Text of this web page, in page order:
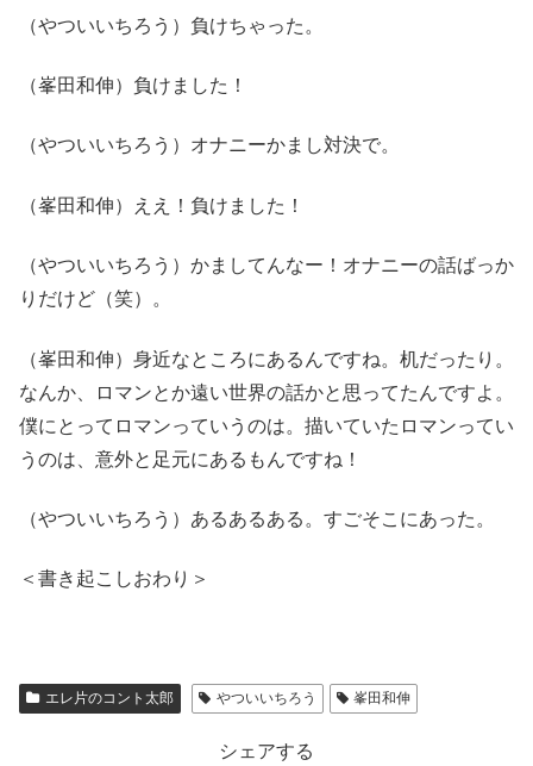
（やついいちろう）負けちゃった。
（峯田和伸）負けました！
（やついいちろう）オナニーかまし対決で。
（峯田和伸）ええ！負けました！
（やついいちろう）かましてんなー！オナニーの話ばっか
りだけど（笑）。
（峯田和伸）身近なところにあるんですね。机だったり。
なんか、ロマンとか遠い世界の話かと思ってたんですよ。
僕にとってロマンっていうのは。描いていたロマンってい
うのは、意外と足元にあるもんですね！
（やついいちろう）あるあるある。すごそこにあった。
＜書き起こしおわり＞
エレ片のコント太郎 やついいちろう 峯田和伸
シェアする